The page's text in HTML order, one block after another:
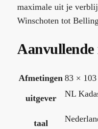
maximale uit je
Winschoten tot
Afmetingen 83 ×
uitgever NL
taal